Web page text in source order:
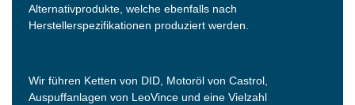
Alternativprodukte, welche ebenfalls nach
Herstellerspezifikationen produziert werden.
Wir führen Ketten von DID, Motoröl von Castrol,
Auspuffanlagen von LeoVince und eine Vielzahl